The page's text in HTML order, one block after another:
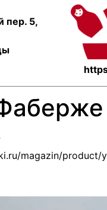
пер. 5,
magazin/product/